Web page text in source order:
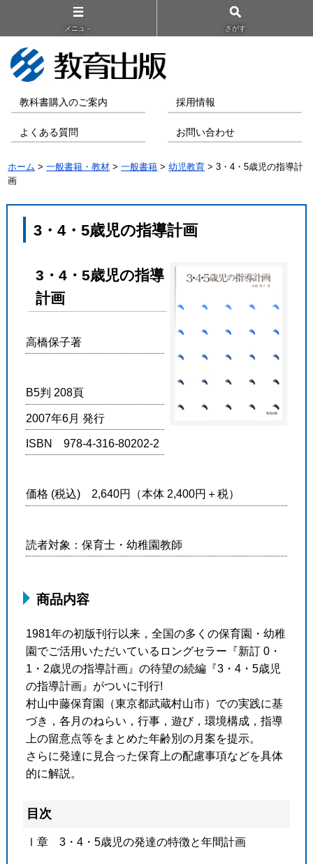
メニュ－ さがす
教科書購入のご案内 採用情報
よくある質問 お問い合わせ
ホーム >一般書籍・教材 >一般書籍 >幼児教育 > 3・4・5歳児の指導計
画
3・4・5歳児の指導計画
3・4・5歳児の指導
計画
高橋保子著
B5判 208頁
2007年6月 発行
ISBN 978-4-316-80202-2
価格 (税込) 2,640円（本体 2,400円＋税）
読者対象：保育士・幼稚園教師
商品内容
1981年の初版刊行以来，全国の多くの保育園・幼稚
園でご活用いただいているロングセラー『新訂 0・
1・2歳児の指導計画』の待望の続編『3・4・5歳児
の指導計画』がついに刊行!
村山中藤保育園（東京都武蔵村山市）での実践に基
づき，各月のねらい，行事，遊び，環境構成，指導
上の留意点等をまとめた年齢別の月案を提示。
さらに発達に見合った保育上の配慮事項などを具体
的に解説。
目次
Ⅰ章 3・4・5歳児の発達の特徴と年間計画